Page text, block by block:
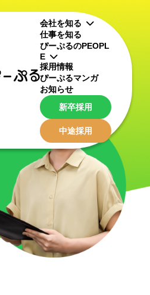
会社を知る
仕事を知る
ぴーぷるのPEOPL
E
採用情報
ぴーぷるマンガ
お知らせ
新卒採用
中途採用